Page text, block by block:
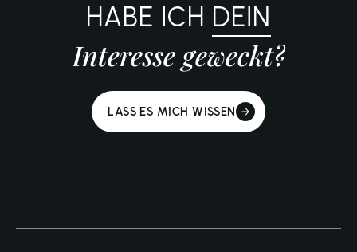
HABE ICH DEIN
Interesse geweckt?
LASS ES MICH WISSEN
LASS ES MICH WISSEN